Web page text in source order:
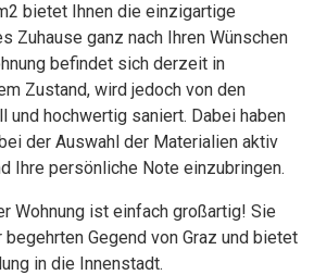
bietet Ihnen die einzigartige
Zuhause ganz nach Ihren Wünschen
befindet sich derzeit in
Zustand, wird jedoch von den
und hochwertig saniert. Dabei haben
der Auswahl der Materialien aktiv
Ihre persönliche Note einzubringen.
Wohnung ist einfach großartig! Sie
Gegend von Graz und bietet
in die Innenstadt.